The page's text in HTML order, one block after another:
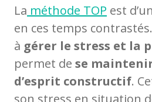
La méthode TOP est
en ces temps
à gérer le stress et la
permet de se
d’esprit constructif.